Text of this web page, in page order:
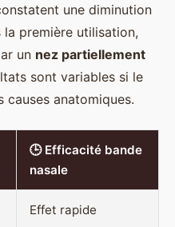
une diminution
la première utilisation,
un nez partiellement
sont variables si le
causes anatomiques.
🕒 Efficacité bande
nasale
Effet rapide